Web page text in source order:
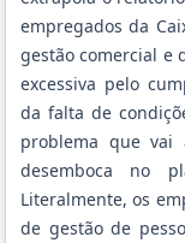
empregados da
gestão comercial e
excessiva pelo
da falta de
problema que vai
desemboca no
Literalmente, os
de gestão de